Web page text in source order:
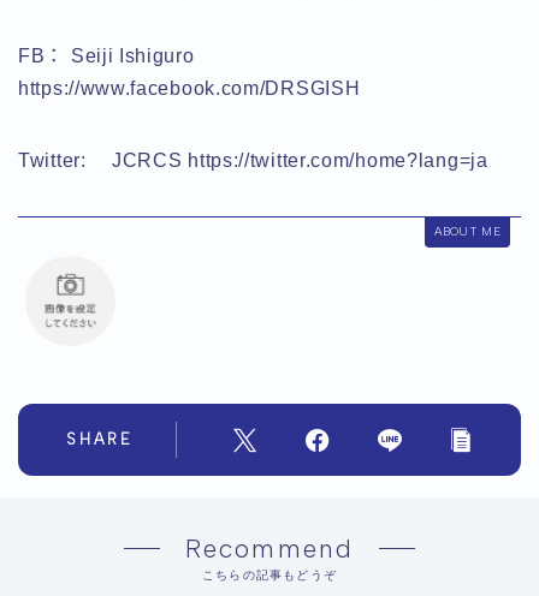
FB： Seiji Ishiguro
https://www.facebook.com/DRSGISH
Twitter: JCRCS https://twitter.com/home?lang=ja
ABOUT ME
SHARE
Recommend
こちらの記事もどうぞ